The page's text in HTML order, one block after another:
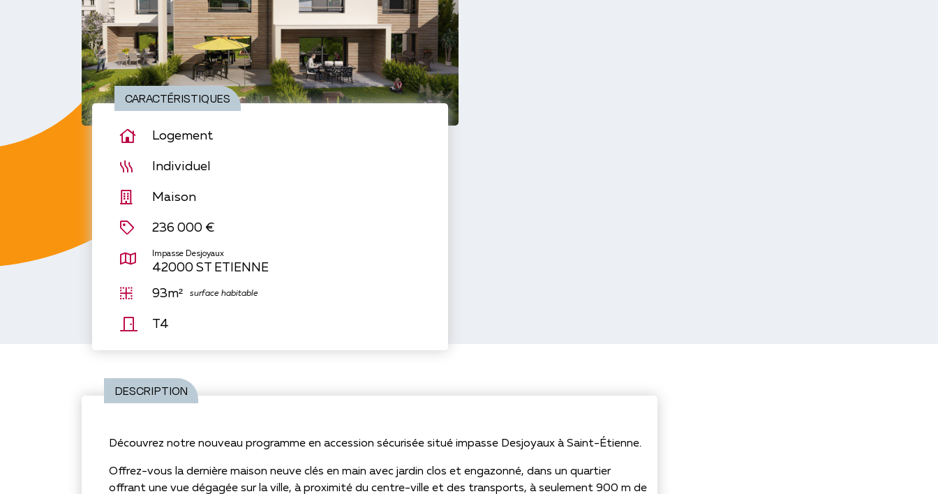
CARACTÉRISTIQUES
Logement
Individuel
Maison
236 000 €
Impasse Desjoyaux
42000 ST ETIENNE
93m² surface habitable
T4
DESCRIPTION
Découvrez notre nouveau programme en accession sécurisée situé impasse Desjoyaux à Saint-Étienne.
Offrez-vous la dernière maison neuve clés en main avec jardin clos et engazonné, dans un quartier
offrant une vue dégagée sur la ville, à proximité du centre-ville et des transports, à seulement 900 m de